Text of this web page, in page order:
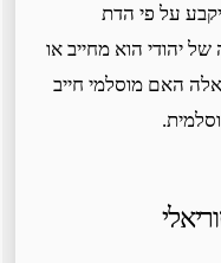
על פי הדת
יהודי הוא מחייב או
האם מוסלמי חייב